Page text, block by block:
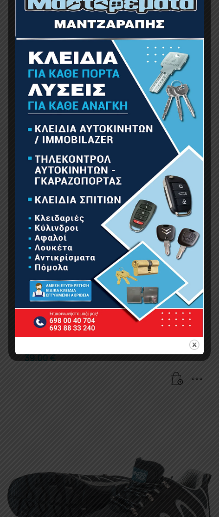
BORMANN BPP8075 Παπούτσι Ασφαλείας Miami
S1 No 45
39.00€
BORMANN BPP8073 Παπούτσι Ασφαλείας Miami
39.00€